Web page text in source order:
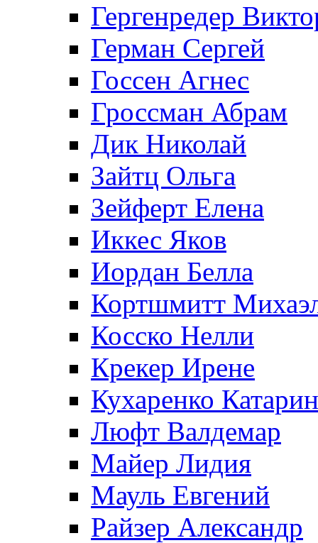
Гергенредер
Герман Сергей
Госсен Агнес
Гроссман Абрам
Дик Николай
Зайтц Ольга
Зейферт Елена
Иккес Яков
Иордан Белла
Кортшмитт
Косско Нелли
Крекер Ирене
Кухаренко
Люфт Валдемaр
Майер Лидия
Мауль Евгений
Райзер Александр